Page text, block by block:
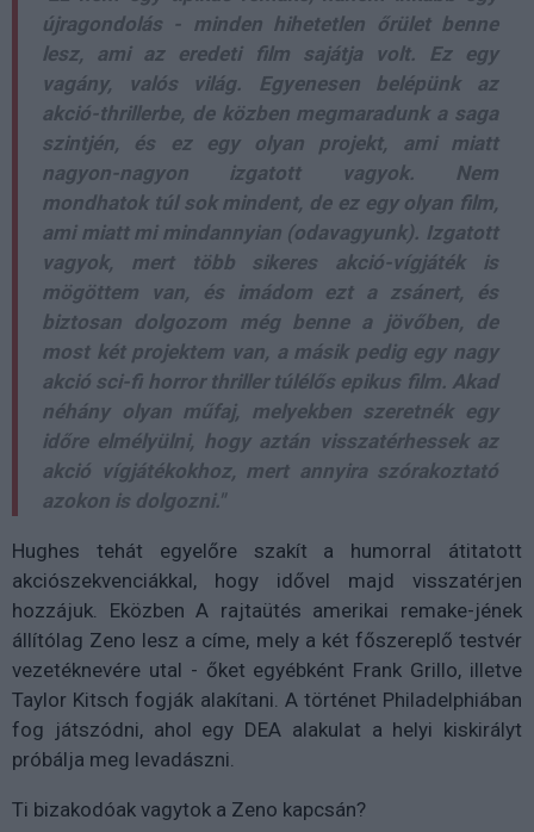
újragondolás - minden hihetetlen őrület benne
lesz, ami az eredeti film sajátja volt. Ez egy
vagány, valós világ. Egyenesen belépünk az
akció-thrillerbe, de közben megmaradunk a saga
szintjén, és ez egy olyan projekt, ami miatt
nagyon-nagyon izgatott vagyok. Nem
mondhatok túl sok mindent, de ez egy olyan film,
ami miatt mi mindannyian (odavagyunk). Izgatott
vagyok, mert több sikeres akció-vígjáték is
mögöttem van, és imádom ezt a zsánert, és
biztosan dolgozom még benne a jövőben, de
most két projektem van, a másik pedig egy nagy
akció sci-fi horror thriller túlélős epikus film. Akad
néhány olyan műfaj, melyekben szeretnék egy
időre elmélyülni, hogy aztán visszatérhessek az
akció vígjátékokhoz, mert annyira szórakoztató
azokon is dolgozni."
Hughes tehát egyelőre szakít a humorral átitatott
akciószekvenciákkal, hogy idővel majd visszatérjen
hozzájuk. Eközben A rajtaütés amerikai remake-jének
állítólag Zeno lesz a címe, mely a két főszereplő testvér
vezetéknevére utal - őket egyébként Frank Grillo, illetve
Taylor Kitsch fogják alakítani. A történet Philadelphiában
fog játszódni, ahol egy DEA alakulat a helyi kiskirályt
próbálja meg levadászni.
Ti bizakodóak vagytok a Zeno kapcsán?